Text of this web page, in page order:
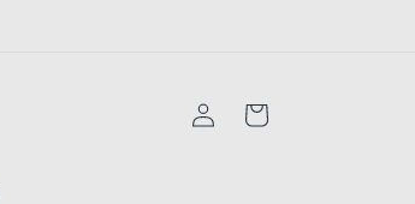
EinloggenWarenkorb